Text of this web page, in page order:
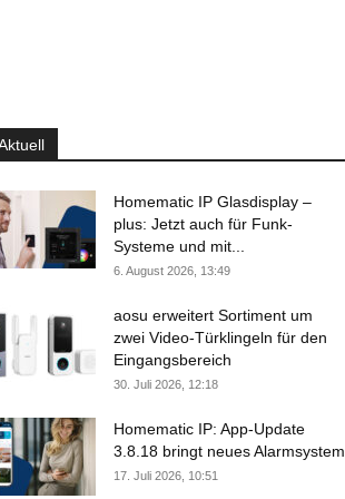
Homematic IP Glasdisplay –
plus: Jetzt auch für Funk-
Systeme und mit...
6. August 2026, 13:49
aosu erweitert Sortiment um
zwei Video-Türklingeln für den
Eingangsbereich
30. Juli 2026, 12:18
Homematic IP: App-Update
3.8.18 bringt neues Alarmsystem
17. Juli 2026, 10:51